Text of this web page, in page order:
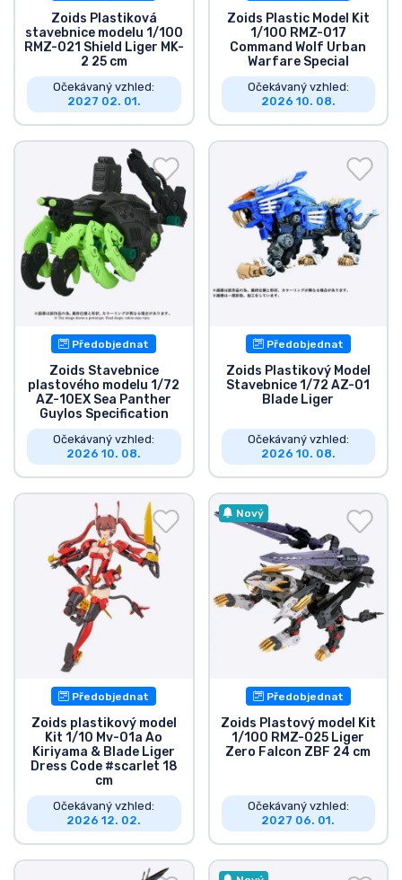
Zoids Plastiková
stavebnice modelu 1/100
RMZ-021 Shield Liger MK-
2 25 cm
Očekávaný vzhled:
2027 02. 01.
Zoids Plastic Model Kit
1/100 RMZ-017
Command Wolf Urban
Warfare Special
Očekávaný vzhled:
2026 10. 08.
Předobjednat
Zoids Stavebnice
plastového modelu 1/72
AZ-10EX Sea Panther
Guylos Specification
Očekávaný vzhled:
2026 10. 08.
Předobjednat
Zoids Plastikový Model
Stavebnice 1/72 AZ-01
Blade Liger
Očekávaný vzhled:
2026 10. 08.
Předobjednat
Zoids plastikový model
Kit 1/10 Mv-01a Ao
Kiriyama & Blade Liger
Dress Code #scarlet 18
cm
Očekávaný vzhled:
2026 12. 02.
Nový
Předobjednat
Zoids Plastový model Kit
1/100 RMZ-025 Liger
Zero Falcon ZBF 24 cm
Očekávaný vzhled:
2027 06. 01.